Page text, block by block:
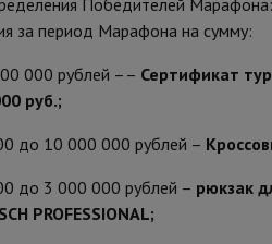
за период Марафона на сумму:
000 рублей –– Сертификат
руб.;
до 10 000 000 рублей –
до 3 000 000 рублей – рюкзак
PROFESSIONAL;